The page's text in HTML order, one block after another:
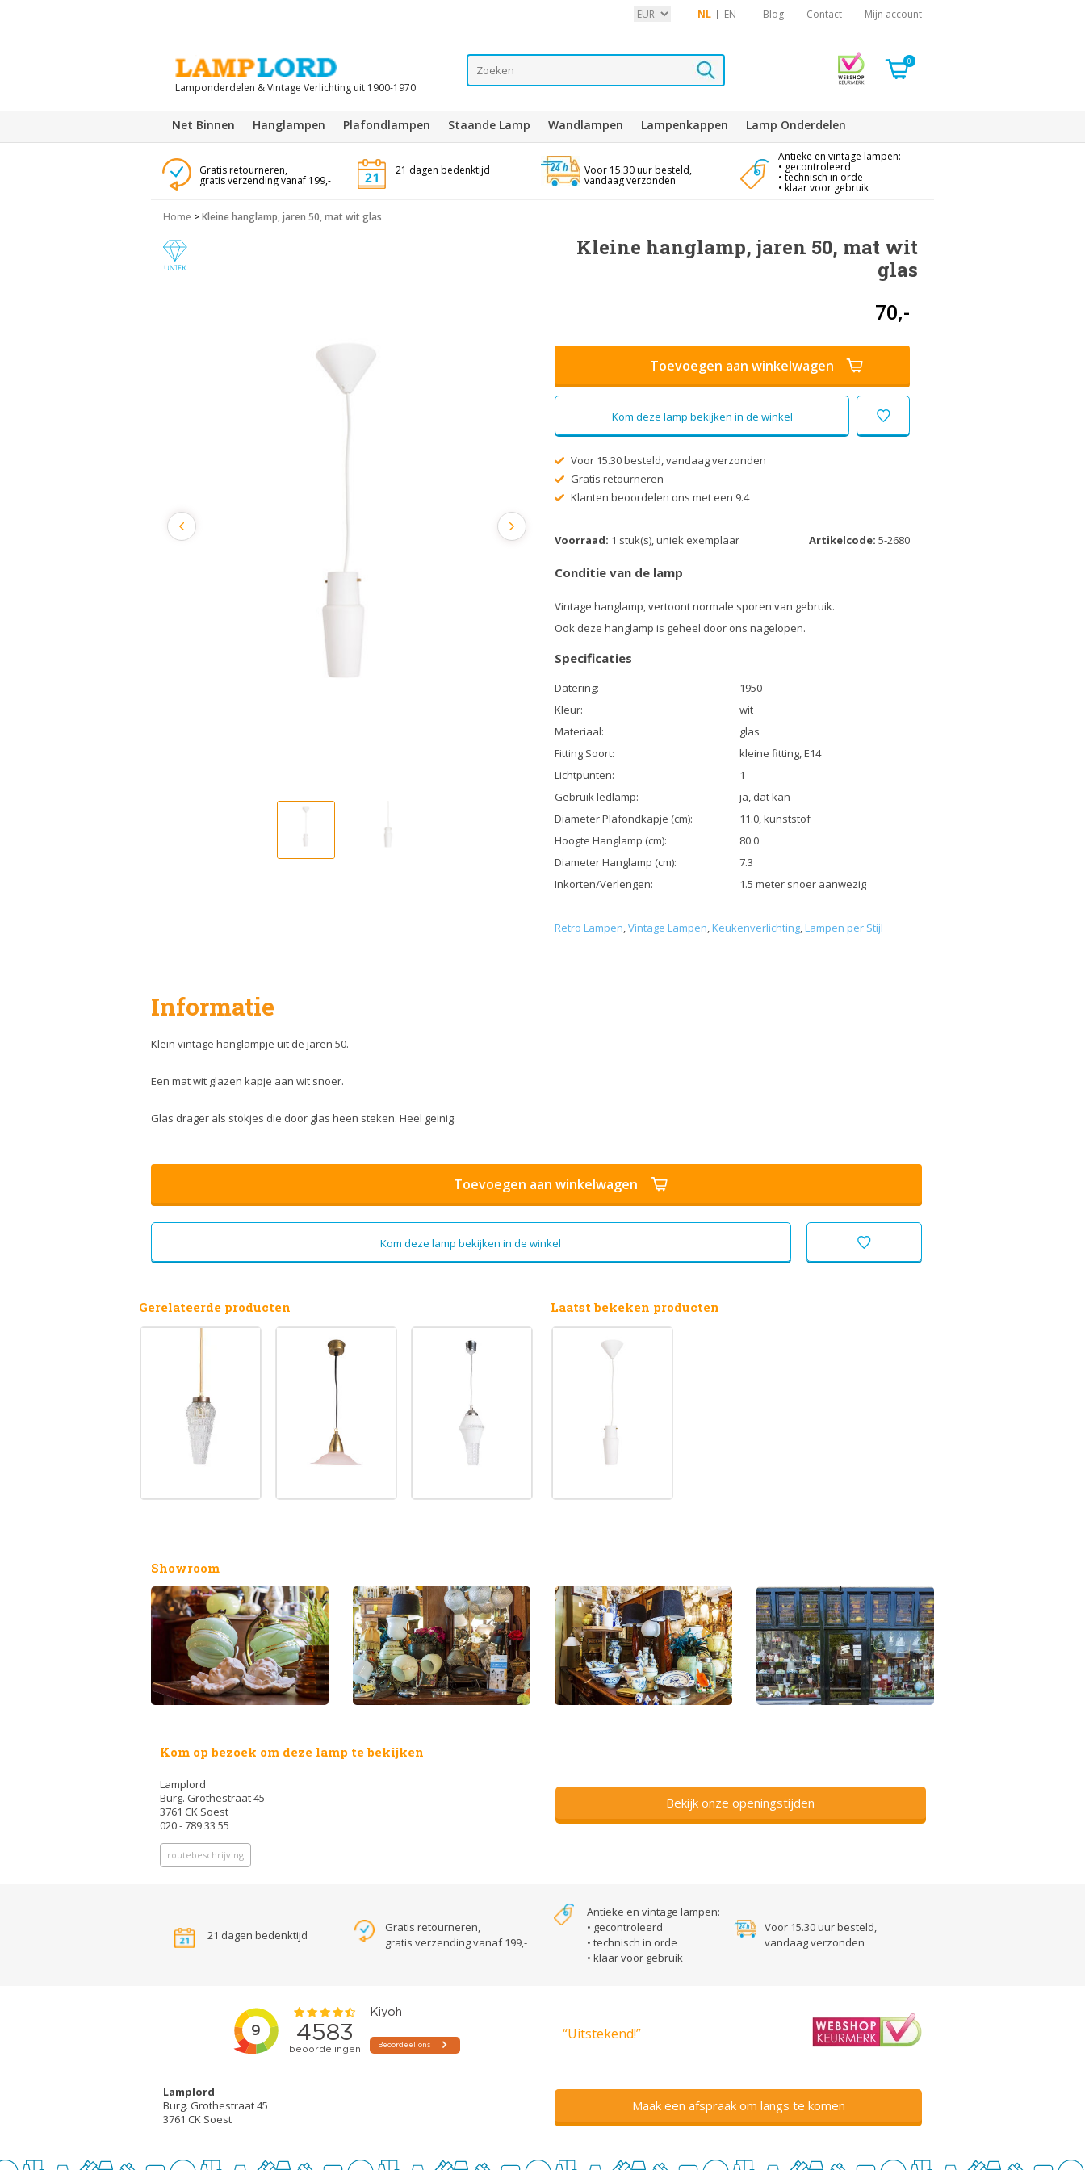
NL EN Blog Contact Mijn account
Lamponderdelen & Vintage Verlichting uit 1900-1970
0
Net Binnen Hanglampen Plafondlampen Staande Lamp Wandlampen Lampenkappen Lamp Onderdelen
Gratis retourneren,
gratis verzending vanaf 199,-
21 dagen bedenktijd Voor 15.30 uur besteld,
vandaag verzonden
Antieke en vintage lampen:
• gecontroleerd
• technisch in orde
• klaar voor gebruik
Home >Kleine hanglamp, jaren 50, mat wit glas
Kleine hanglamp, jaren 50, mat wit
glas
70,-
Toevoegen aan winkelwagen
Kom deze lamp bekijken in de winkel
Voor 15.30 besteld, vandaag verzonden
Gratis retourneren
Klanten beoordelen ons met een 9.4
Voorraad: 1 stuk(s), uniek exemplaar Artikelcode: 5-2680
Conditie van de lamp
Vintage hanglamp, vertoont normale sporen van gebruik.
Ook deze hanglamp is geheel door ons nagelopen.
Specificaties
Datering:
1950
Kleur:
wit
Materiaal:
glas
Fitting Soort:
kleine fitting, E14
Lichtpunten:
1
Gebruik ledlamp:
ja, dat kan
Diameter Plafondkapje (cm):
11.0, kunststof
Hoogte Hanglamp (cm):
80.0
Diameter Hanglamp (cm):
7.3
Inkorten/Verlengen:
1.5 meter snoer aanwezig
Retro Lampen,Vintage Lampen,Keukenverlichting,Lampen per Stijl
Informatie
Klein vintage hanglampje uit de jaren 50.
Een mat wit glazen kapje aan wit snoer.
Glas drager als stokjes die door glas heen steken. Heel geinig.
Toevoegen aan winkelwagen
Kom deze lamp bekijken in de winkel
Gerelateerde producten Laatst bekeken producten
Showroom
Kom op bezoek om deze lamp te bekijken
Lamplord
Burg. Grothestraat 45
3761 CK Soest
020 - 789 33 55
routebeschrijving
Bekijk onze openingstijden
21 dagen bedenktijd
Gratis retourneren,
gratis verzending vanaf 199,-
Antieke en vintage lampen:
• gecontroleerd
• technisch in orde
• klaar voor gebruik
Voor 15.30 uur besteld,
vandaag verzonden
“Uitstekend!”
Lamplord
Burg. Grothestraat 45
3761 CK Soest
Maak een afspraak om langs te komen